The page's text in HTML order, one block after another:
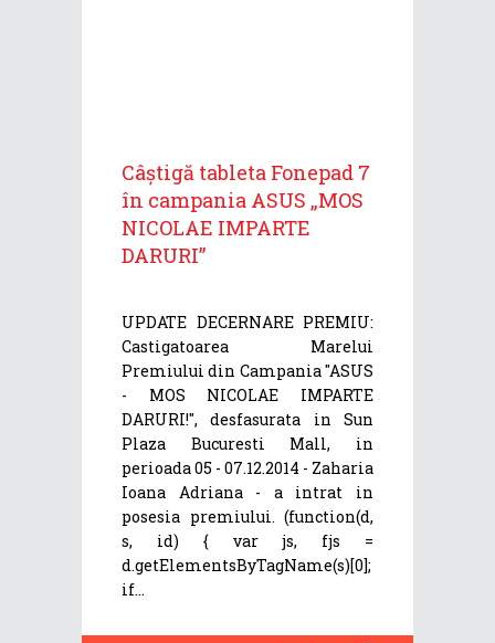
Câștigă tableta Fonepad 7
în campania ASUS „MOS
NICOLAE IMPARTE
DARURI”
UPDATE DECERNARE PREMIU:
Castigatoarea Marelui
Premiului din Campania "ASUS
- MOS NICOLAE IMPARTE
DARURI!", desfasurata in Sun
Plaza Bucuresti Mall, in
perioada 05 - 07.12.2014 - Zaharia
Ioana Adriana - a intrat in
posesia premiului. (function(d,
s, id) { var js, fjs =
d.getElementsByTagName(s)[0];
if